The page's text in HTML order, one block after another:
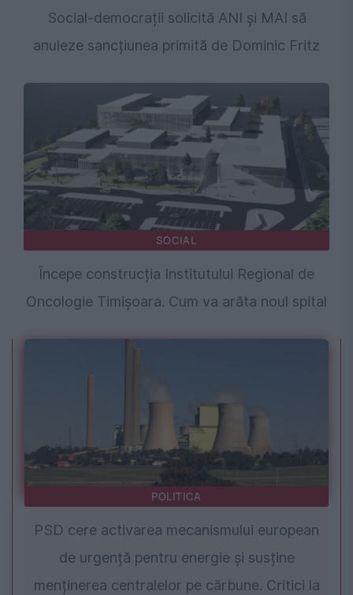
Social-democrații solicită ANI și MAI să
anuleze sancțiunea primită de Dominic Fritz
SOCIAL
Începe construcția Institutului Regional de
Oncologie Timișoara. Cum va arăta noul spital
POLITICA
PSD cere activarea mecanismului european
de urgență pentru energie și susține
menținerea centralelor pe cărbune. Critici la